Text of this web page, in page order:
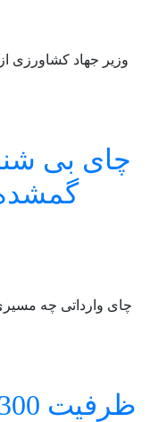
وزیر جهاد کشاورزی
چای بی
چای وارداتی چه